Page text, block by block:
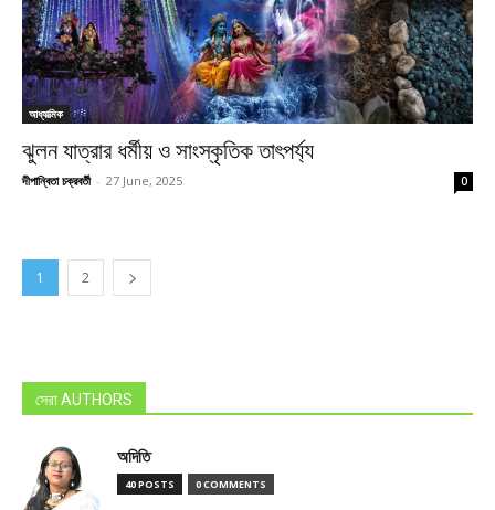
আধ্যাত্মিক
ঝুলন যাত্রার ধর্মীয় ও সাংস্কৃতিক তাৎপর্য্য
দীপান্বিতা চক্রবর্তী - 27 June, 2025 0
1 2
সেরা AUTHORS
অদিতি
40 POSTS 0 COMMENTS